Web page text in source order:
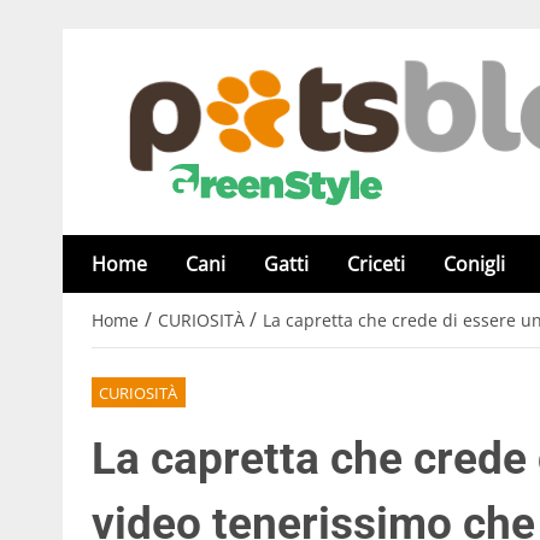
Home Cani Gatti Criceti Conigli
Home / CURIOSITÀ / La capretta che crede di essere
CURIOSITÀ
La capretta che
video tenerissimo